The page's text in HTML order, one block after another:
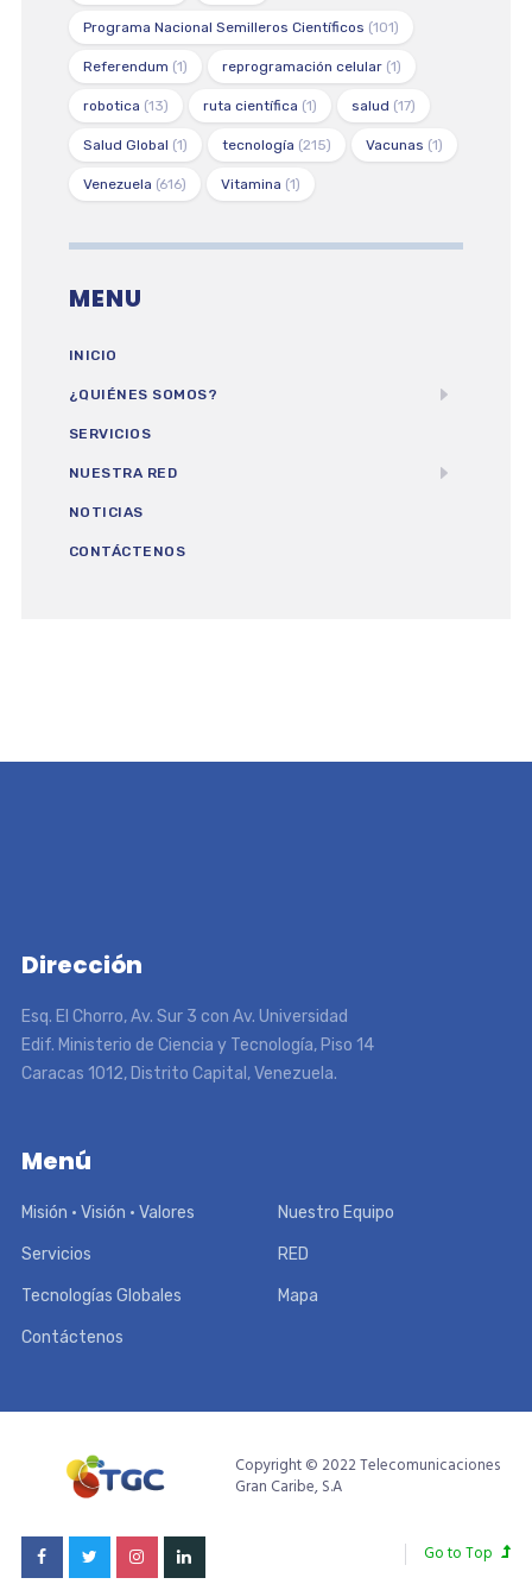
Programa Nacional Semilleros Científicos (101)
Referendum (1) reprogramación celular(1)
robotica (13) ruta científica (1) salud (17)
Salud Global (1) tecnología (215) Vacunas (1)
Venezuela (616) Vitamina (1)
MENU
INICIO
¿QUIÉNES SOMOS?
SERVICIOS
NUESTRA RED
NOTICIAS
CONTÁCTENOS
Dirección
Esq. El Chorro, Av. Sur 3 con Av. Universidad
Edif. Ministerio de Ciencia y Tecnología, Piso 14
Caracas 1012, Distrito Capital, Venezuela.
Menú
Misión • Visión • Valores Nuestro Equipo
Servicios RED
Tecnologías Globales Mapa
Contáctenos
Copyright © 2022 Telecomunicaciones
Gran Caribe, S.A
Go to Top